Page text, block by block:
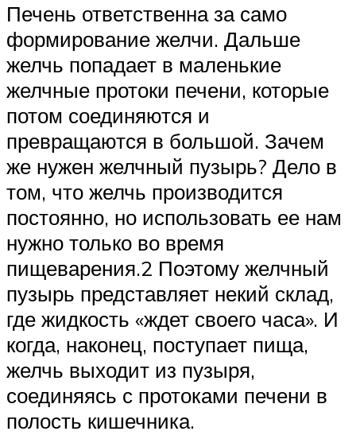
Печень ответственна за само
формирование желчи. Дальше
желчь попадает в маленькие
желчные протоки печени, которые
потом соединяются и
превращаются в большой. Зачем
же нужен желчный пузырь? Дело в
том, что желчь производится
постоянно, но использовать ее нам
нужно только во время
пищеварения.2 Поэтому желчный
пузырь представляет некий склад,
где жидкость «ждет своего часа». И
когда, наконец, поступает пища,
желчь выходит из пузыря,
соединяясь с протоками печени в
полость кишечника.